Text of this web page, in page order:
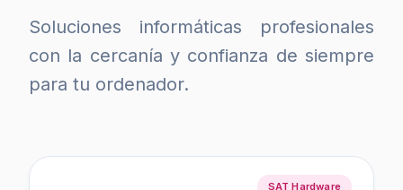
Soluciones informáticas profesionales
con la cercanía y confianza de siempre
para tu ordenador.
SAT Hardware